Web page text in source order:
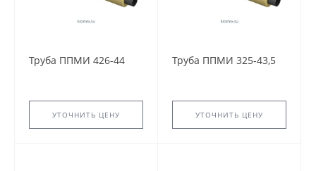
Труба ППМИ 426-44
УТОЧНИТЬ ЦЕНУ
Труба ППМИ 325-43,5
УТОЧНИТЬ ЦЕНУ